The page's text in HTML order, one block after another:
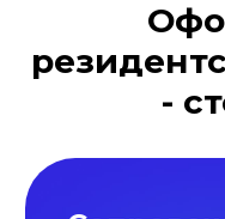
-